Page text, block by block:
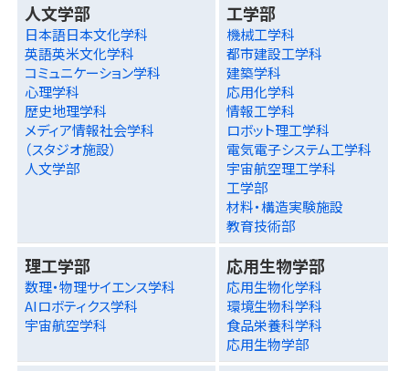
人文学部
日本語日本文化学科
英語英米文化学科
コミュニケーション学科
心理学科
歴史地理学科
メディア情報社会学科
（スタジオ施設）
人文学部
工学部
機械工学科
都市建設工学科
建築学科
応用化学科
情報工学科
ロボット理工学科
電気電子システム工学科
宇宙航空理工学科
工学部
材料・構造実験施設
教育技術部
理工学部
数理・物理サイエンス学科
AIロボティクス学科
宇宙航空学科
応用生物学部
応用生物化学科
環境生物科学科
食品栄養科学科
応用生物学部